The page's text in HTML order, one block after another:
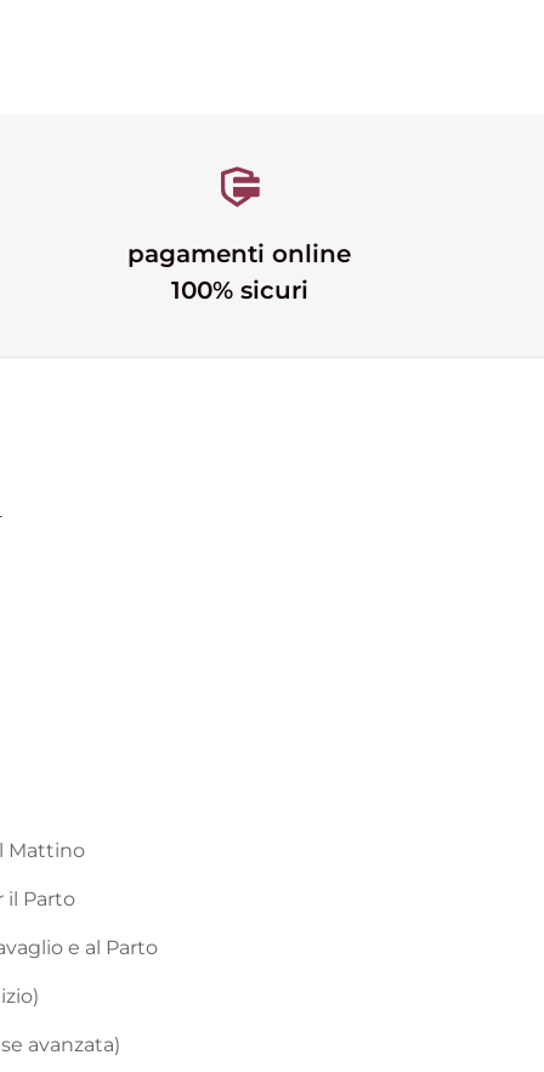
pagamenti online
100% sicuri
Mattino
il Parto
e al Parto
avanzata)